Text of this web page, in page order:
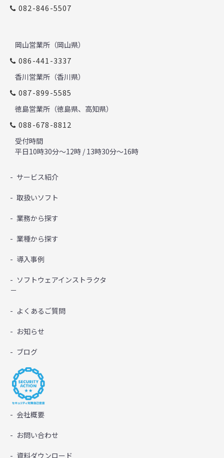
082-846-5507
岡山営業所（岡山県）
086-441-3337
香川営業所（香川県）
087-899-5585
徳島営業所（徳島県、高知県）
088-678-8812
受付時間
平日10時30分～12時 / 13時30分～16時
サービス紹介
取扱いソフト
業務から探す
業種から探す
導入事例
ソフトウェアインストラクタ
－
よくあるご質問
お知らせ
ブログ
会社概要
お問い合わせ
資料ダウンロード